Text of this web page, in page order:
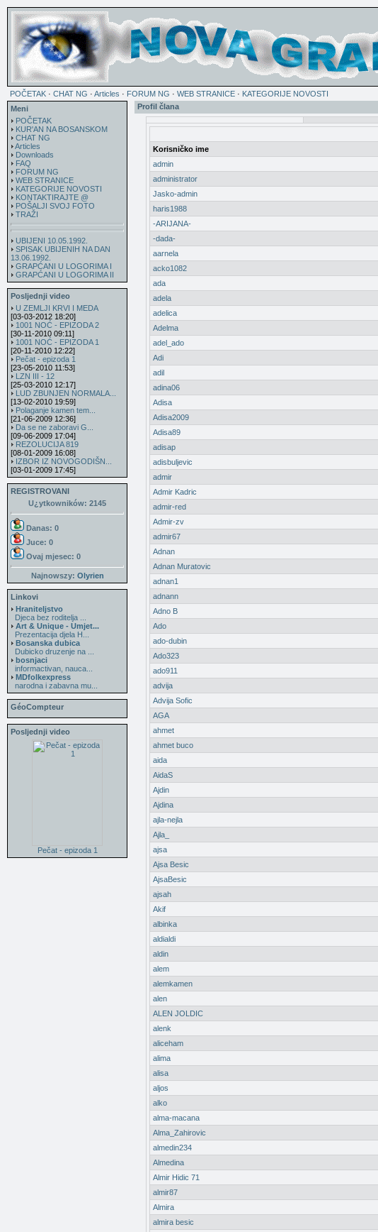
POČETAK · CHAT NG · Articles · FORUM NG · WEB STRANICE · KATEGORIJE NOVOSTI
Meni
POČETAK
KUR'AN NA BOSANSKOM
CHAT NG
Articles
Downloads
FAQ
FORUM NG
WEB STRANICE
KATEGORIJE NOVOSTI
KONTAKTIRAJTE @
POŠALJI SVOJ FOTO
TRAŽI
UBIJENI 10.05.1992.
SPISAK UBIJENIH NA DAN
13.06.1992.
GRAPĆANI U LOGORIMA I
GRAPĆANI U LOGORIMA II
Posljednji video
U ZEMLJI KRVI I MEDA
[03-03-2012 18:20]
1001 NOĆ - EPIZODA 2
[30-11-2010 09:11]
1001 NOĆ - EPIZODA 1
[20-11-2010 12:22]
Pečat - epizoda 1
[23-05-2010 11:53]
LZN III - 12
[25-03-2010 12:17]
LUD ZBUNJEN NORMALA...
[13-02-2010 19:59]
Polaganje kamen tem...
[21-06-2009 12:36]
Da se ne zaboravi G...
[09-06-2009 17:04]
REZOLUCIJA 819
[08-01-2009 16:08]
IZBOR IZ NOVOGODIŠN...
[03-01-2009 17:45]
REGISTROVANI
U¿ytkowników: 2145
Danas: 0
Juce: 0
Ovaj mjesec: 0
Najnowszy: Olyrien
Linkovi
Hraniteljstvo
Djeca bez roditelja ...
Art & Unique - Umjet...
Prezentacija djela H...
Bosanska dubica
Dubicko druzenje na ...
bosnjaci
informactivan, nauca...
MDfolkexpress
narodna i zabavna mu...
GéoCompteur
Posljednji video
Pečat - epizoda 1
Profil člana
Korisničko ime
admin
administrator
Jasko-admin
haris1988
-ARIJANA-
-dada-
aarnela
acko1082
ada
adela
adelica
Adelma
adel_ado
Adi
adil
adina06
Adisa
Adisa2009
Adisa89
adisap
adisbuljevic
admir
Admir Kadric
admir-red
Admir-zv
admir67
Adnan
Adnan Muratovic
adnan1
adnann
Adno B
Ado
ado-dubin
Ado323
ado911
advija
Advija Sofic
AGA
ahmet
ahmet buco
aida
AidaS
Ajdin
Ajdina
ajla-nejla
Ajla_
ajsa
Ajsa Besic
AjsaBesic
ajsah
Akif
albinka
aldialdi
aldin
alem
alemkamen
alen
ALEN JOLDIC
alenk
aliceham
alima
alisa
aljos
alko
alma-macana
Alma_Zahirovic
almedin234
Almedina
Almir Hidic 71
almir87
Almira
almira besic